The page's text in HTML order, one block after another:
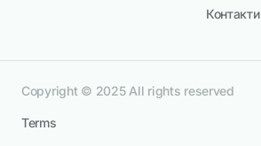
Контакти
Copyright © 2025 All rights reserved
Terms